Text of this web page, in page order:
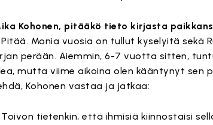
Kohonen, pitääkö tieto kirjasta
Monia vuosia on tullut kyselyitä sekä
perään. Aiemmin, 6-7 vuotta sitten,
mutta viime aikoina olen kääntynyt sen
Kohonen vastaa ja jatkaa:
tietenkin, että ihmisiä kiinnostaisi